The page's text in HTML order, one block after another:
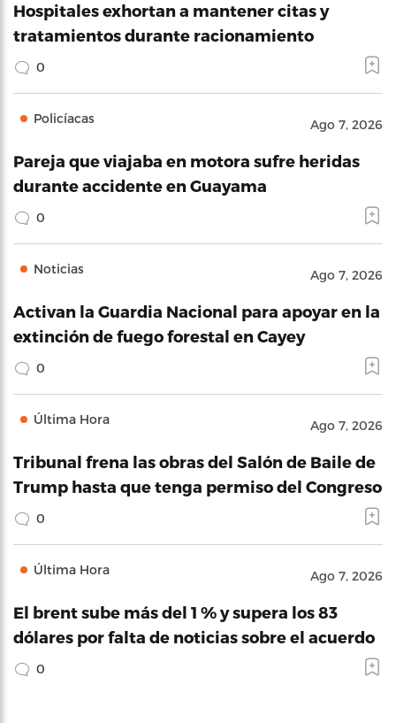
Hospitales exhortan a mantener citas y
tratamientos durante racionamiento
0
Policíacas Ago 7, 2026
Pareja que viajaba en motora sufre heridas
durante accidente en Guayama
0
Noticias Ago 7, 2026
Activan la Guardia Nacional para apoyar en la
extinción de fuego forestal en Cayey
0
Última Hora Ago 7, 2026
Tribunal frena las obras del Salón de Baile de
Trump hasta que tenga permiso del Congreso
0
Última Hora Ago 7, 2026
El brent sube más del 1 % y supera los 83
dólares por falta de noticias sobre el acuerdo
0